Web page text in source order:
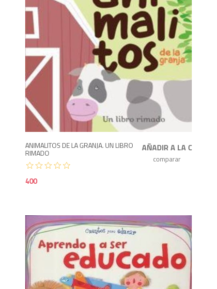
ANIMALITOS DE LA GRANJA. UN LIBRO
RIMADO
400